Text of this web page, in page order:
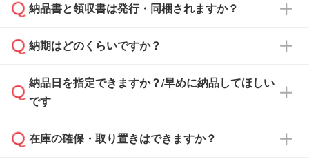
基本的には先入金をお願いしておりますが、自
どの場合は、月末締め翌月末払いに対応可能で
また、卒業・卒園記念品で対策委員会や個人様
校や幼稚園・保育園であれば、同様の条件でご
納品書と領収書は発行・同梱されますか？
納品書・領収書は ご依頼をいただいた場合の
ず、通常はPDFデータをメール添付でお送りし
ます。
たは注文フォームの『ご注文に関する備考欄』
納期はどのくらいですか？
・印刷する場合(500個程度)
ご入金、イメージ画像の校了から約2週間～2
納品日を指定できますか？/早めに納品してほしい
です
ご希望の納期がある場合は、お問い合わせ・お
在庫の確保・取り置きはできますか？